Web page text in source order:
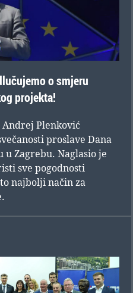
o smjeru
projekta!
Andrej Plenković
proslave Dana
Zagrebu. Naglasio je
sve pogodnosti
najbolji način za